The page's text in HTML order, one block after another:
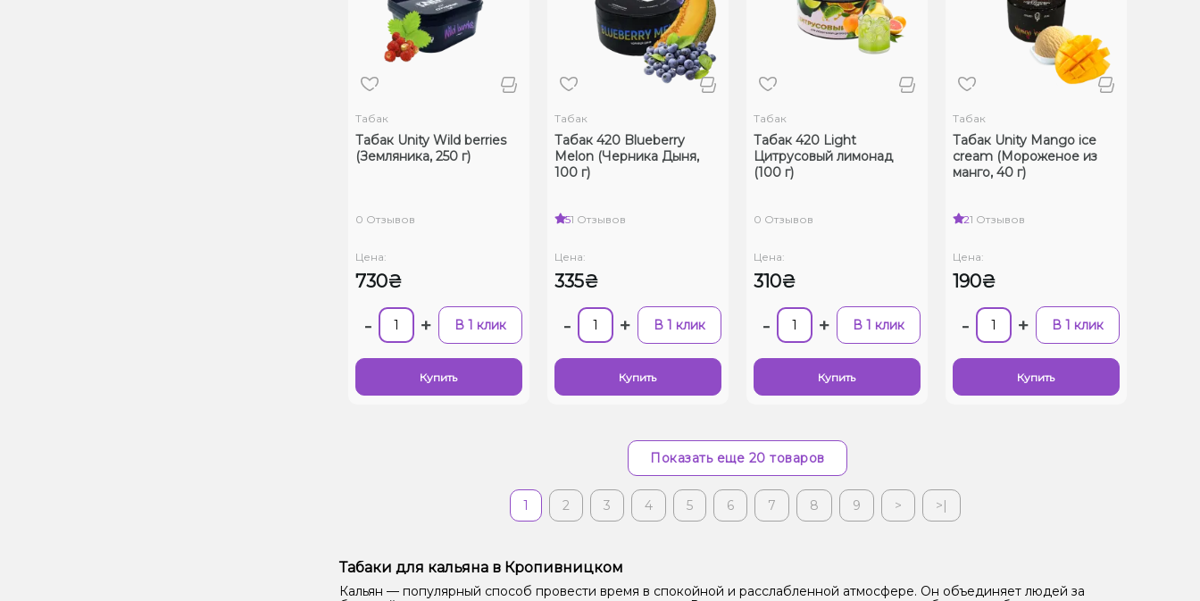
Табак
Табак Unity Wild berries
(Земляника, 250 г)
0 Отзывов
Цена:
730₴
- + В 1 клик
Купить
Табак
Табак 420 Blueberry
Melon (Черника Дыня,
100 г)
51 Отзывов
Цена:
335₴
- + В 1 клик
Купить
Табак
Табак 420 Light
Цитрусовый лимонад
(100 г)
0 Отзывов
Цена:
310₴
- + В 1 клик
Купить
Табак
Табак Unity Mango ice
cream (Мороженое из
манго, 40 г)
21 Отзывов
Цена:
190₴
- + В 1 клик
Купить
Показать еще 20 товаров
1 2 3 4 5 6 7 8 9 > >|
Табаки для кальяна в Кропивницком
Кальян — популярный способ провести время в спокойной и расслабленной атмосфере. Он объединяет людей за